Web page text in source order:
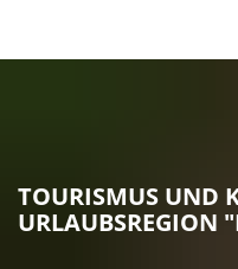
TOURISMUS UND
URLAUBSREGION